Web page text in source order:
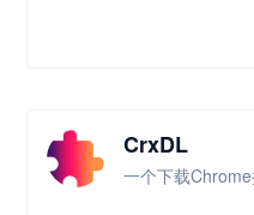
CrxDL
一个下载